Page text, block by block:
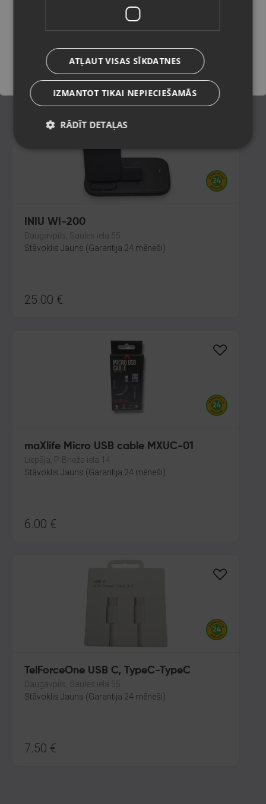
MXUC-05 (20w / 2m)
€
INIU WI-200
Daugavpils, Saules iela 55
Stāvoklis Jauns (Garantija 24 mēneši)
25.00 €
maXlife Micro USB cable MXUC-01
Liepāja, P. Brieža iela 14
Stāvoklis Jauns (Garantija 24 mēneši)
6.00 €
TelForceOne USB C, TypeC-TypeC
Daugavpils, Saules iela 55
Stāvoklis Jauns (Garantija 24 mēneši)
7.50 €
Saglabāt
ATĻAUT VISAS SĪKDATNES
IZMANTOT TIKAI NEPIECIEŠAMĀS
RĀDĪT DETAĻAS